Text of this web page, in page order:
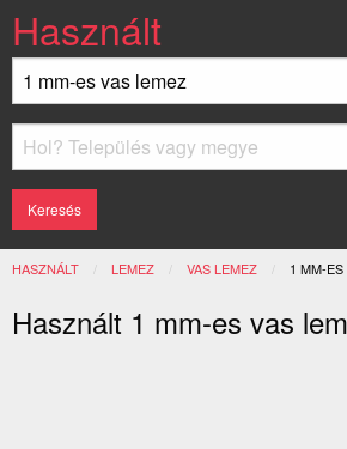
Használt
HASZNÁLT LEMEZ VAS LEMEZ 1 MM-
Használt 1 mm-es vas